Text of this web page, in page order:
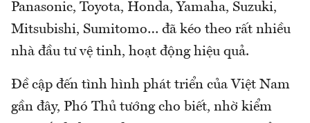
Panasonic, Toyota, Honda, Yamaha, Suzuki,
Mitsubishi, Sumitomo… đã kéo theo rất nhiều
nhà đầu tư vệ tinh, hoạt động hiệu quả.
Đề cập đến tình hình phát triển của Việt Nam
gần đây, Phó Thủ tướng cho biết, nhờ kiểm